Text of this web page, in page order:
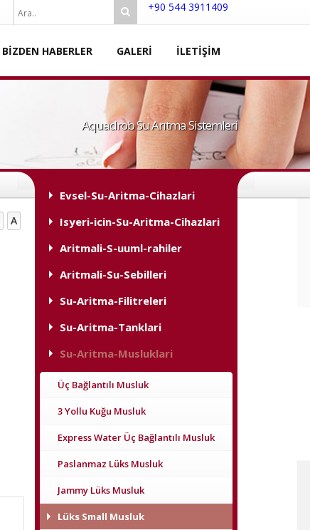
+90 544 3911409
BİZDEN HABERLER GALERİ İLETİŞİM
Aquadrob Su Arıtma Sistemleri
A
Evsel-Su-Aritma-Cihazlari
Isyeri-icin-Su-Aritma-Cihazlari
Aritmali-S-uuml-rahiler
Aritmali-Su-Sebilleri
Su-Aritma-Filitreleri
Su-Aritma-Tanklari
Su-Aritma-Musluklari
Üç Bağlantılı Musluk
3 Yollu Kuğu Musluk
Express Water Üç Bağlantılı Musluk
Paslanmaz Lüks Musluk
Jammy Lüks Musluk
Lüks Small Musluk